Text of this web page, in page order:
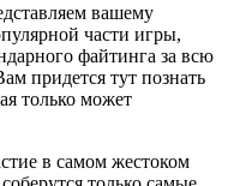
вашему
части игры,
файтинга за всю
придется тут познать
только может
в самом жестоком